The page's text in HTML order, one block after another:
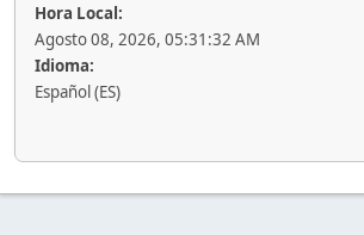
Hora Local:
Agosto 08, 2026, 05:31:32 AM
Idioma:
Español (ES)